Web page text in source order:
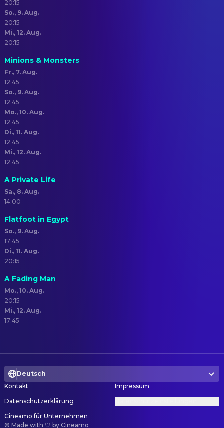
20:15
So., 9. Aug.
20:15
Mi., 12. Aug.
20:15
Minions & Monsters
Fr., 7. Aug.
12:45
So., 9. Aug.
12:45
Mo., 10. Aug.
12:45
Di., 11. Aug.
12:45
Mi., 12. Aug.
12:45
A Private Life
Sa., 8. Aug.
14:00
Flatfoot in Egypt
So., 9. Aug.
17:45
Di., 11. Aug.
20:15
A Fading Man
Mo., 10. Aug.
20:15
Mi., 12. Aug.
17:45
Deutsch
Kontakt
Impressum
Datenschutzerklärung
Cineamo für Unternehmen
© Made with 🤍 by Cineamo